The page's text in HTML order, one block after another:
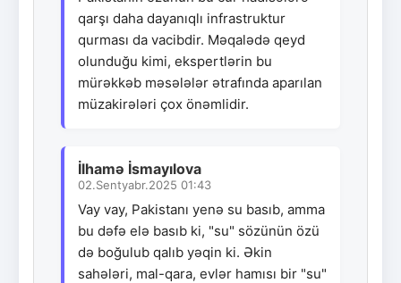
qarşı daha dayanıqlı infrastruktur
qurması da vacibdir. Məqalədə qeyd
olunduğu kimi, ekspertlərin bu
mürəkkəb məsələlər ətrafında aparılan
müzakirələri çox önəmlidir.
İlhamə İsmayılova
02.Sentyabr.2025 01:43
Vay vay, Pakistanı yenə su basıb, amma
bu dəfə elə basıb ki, "su" sözünün özü
də boğulub qalıb yəqin ki. Əkin
sahələri, mal-qara, evlər hamısı bir "su"